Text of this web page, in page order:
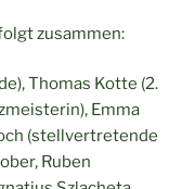
zusammen:
Thomas Kotte (2.
Emma
(stellvertretende
Ruben